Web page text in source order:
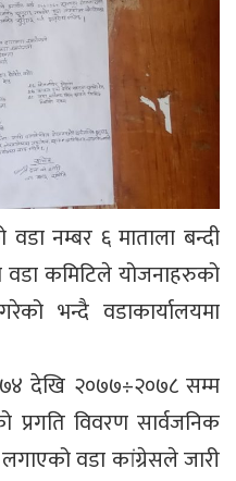
नम्बर ६ माताला बन्दी
वडा कमिटिले योजनाहरुको
भन्दै वडाकार्यालयमा
देखि २०७७÷२०७८ सम्म
प्रगति विवरण सार्वजनिक
वडा कांग्रेसले जारी